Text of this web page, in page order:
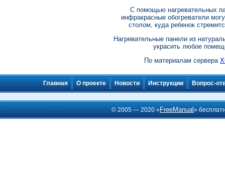
С помощью нагревательных
инфракрасные обогреватели
столом, куда ребенок
Нагревательные панели из
украсить любое
По материалам сервера
Главная О проекте Новости Инструкции Вопрос-
© 2005 — 2020 « FreeManual»